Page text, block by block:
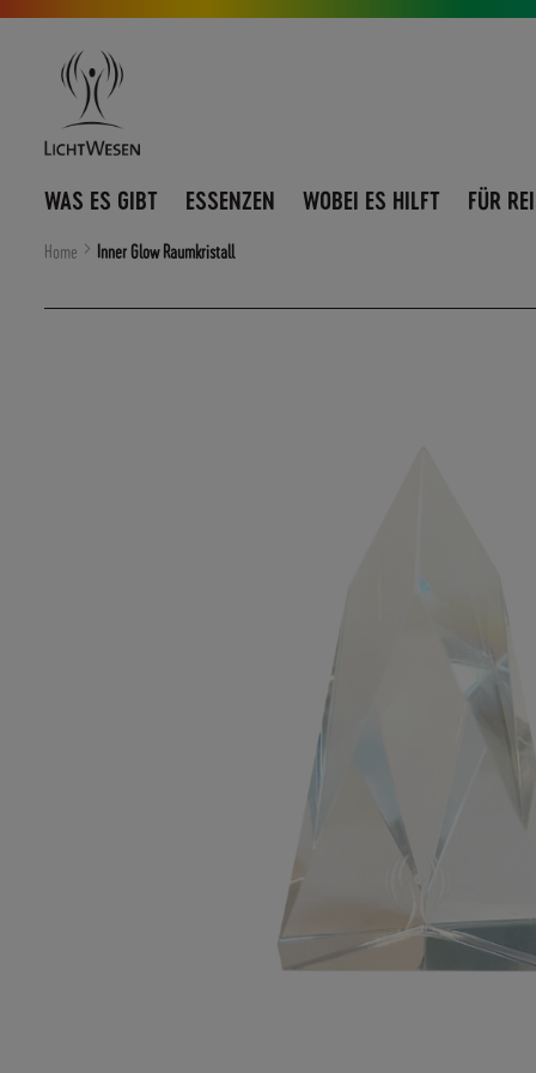
Direkt
zum
Navigation
umschalten
WAS ES GIBT ESSENZEN WOBEI ES HILFT FÜR
Home Inner Glow Raumkristall